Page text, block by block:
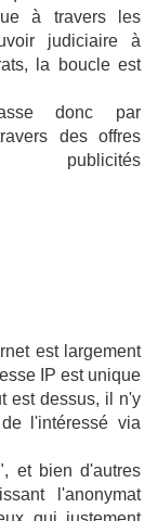
à travers les
judiciaire à
la boucle est
donc par
des offres
publicités
est largement
IP est unique
est dessus, il n'y
l'intéressé via
et bien d'autres
l'anonymat